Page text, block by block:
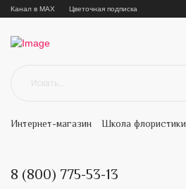
Канал в MAX Цветочная подписка
Интернет-магазин Школа флористики
8 (800) 775-53-13